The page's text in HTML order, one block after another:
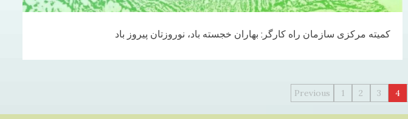
کمیته مرکزی سازمان راه کارگر: بهاران خجسته باد، نوروزتان پیروز باد
Previous 1 2 3 4